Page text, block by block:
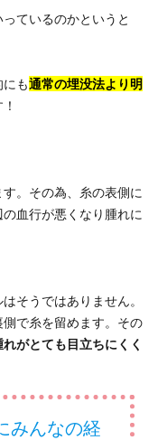
ているのかというと
も通常の埋没法より明
。その為、糸の表側に
血行が悪くなり腫れに
そうではありません。
で糸を留めます。その
がとても目立ちにくく
みんなの経